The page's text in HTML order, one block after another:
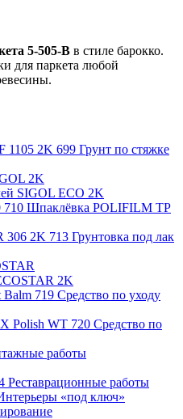
5-505-В в стиле барокко.
для паркета любой
Грунт по стяжке
2K
SIGOL ECO 2K
Шпаклёвка POLIFILM TP
Грунтовка под лак
2K
Средство по уходу
Средство по
работы
Реставрационные работы
«под ключ»